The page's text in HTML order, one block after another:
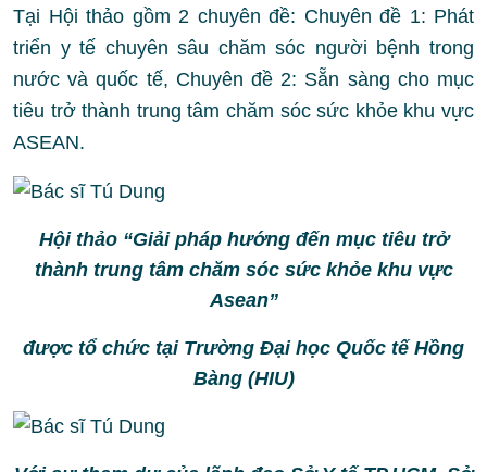
Tại Hội thảo gồm 2 chuyên đề: Chuyên đề 1: Phát
triển y tế chuyên sâu chăm sóc người bệnh trong
nước và quốc tế, Chuyên đề 2: Sẵn sàng cho mục
tiêu trở thành trung tâm chăm sóc sức khỏe khu vực
ASEAN.
Hội thảo “Giải pháp hướng đến mục tiêu trở
thành trung tâm chăm sóc sức khỏe khu vực
Asean”
được tổ chức tại Trường Đại học Quốc tế Hồng
Bàng (HIU)